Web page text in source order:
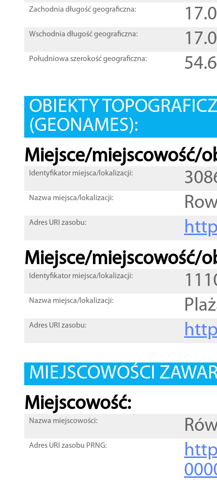
Zachodnia długość geograficzna:
Wschodnia długość geograficzna:
Południowa szerokość geograficzna:
OBIEKTY
(GEONAMES):
Miejsce/miejscowość/
Identyfikator miejsca/lokalizacji:
Nazwa miejsca/lokalizacji:
Adres URI zasobu:
Miejsce/miejscowość/
Identyfikator miejsca/lokalizacji:
Nazwa miejsca/lokalizacji:
Adres URI zasobu:
MIEJSCOWOŚCI
Miejscowość:
Nazwa miejscowości:
Adres URI zasobu PRNG: